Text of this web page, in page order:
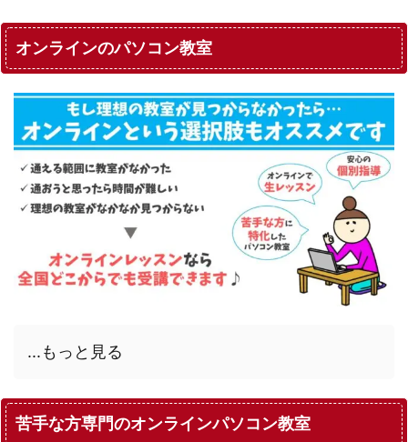
オンラインのパソコン教室
...もっと見る
苦手な方専門のオンラインパソコン教室